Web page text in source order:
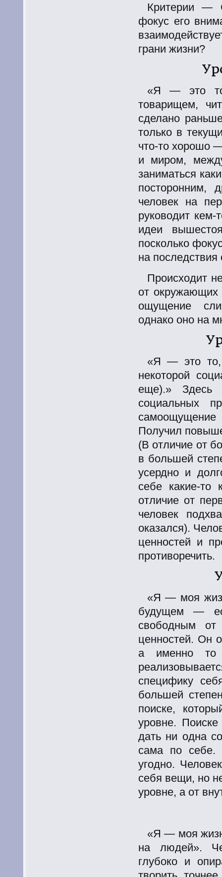
Критерии —
фокус его
грани жизни?
«Я — это
товарищем,
сделано
только в
что-то хорошо
и миром,
заниматься
посторонним,
человек на
руководит кем-
идеи
посколько
на последствия
Происходит
от окружающих
ощущение
однако оно на
«Я — это
некоторой
еще).» Здесь
социальных
самоощущение
Получил
(В отличие от
в большей
усердно и
себе какие-то
отличие от
человек
оказался).
ценностей и
противоречить.
«Я — моя
будущем —
свободным
ценностей. Он
а именно то
специфику
большей
поиске,
уровне.
дать ни одна
сама по себе.
угодно.
себя вещи, но
уровне, а от
«Я — моя
на людей».
глубоко и